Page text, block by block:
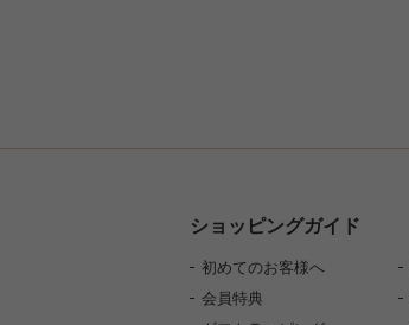
ショッピングガイド
初めてのお客様へ
会員特典